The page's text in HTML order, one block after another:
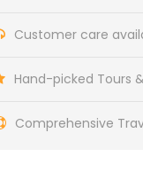
Customer care
Hand-picked Tours
Comprehensive